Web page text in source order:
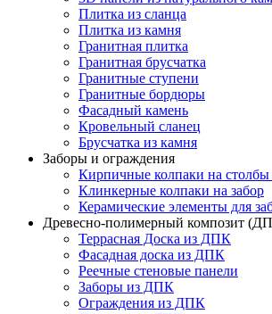
Плитка из сланца
Плитка из камня
Гранитная плитка
Гранитная брусчатка
Гранитные ступени
Гранитные бордюры
Фасадный камень
Кровельный сланец
Брусчатка из камня
Заборы и ограждения
Кирпичные колпаки на столбы
Клинкерные колпаки на забор
Керамические элементы для
Древесно-полимерный композит
Террасная Доска из ДПК
Фасадная доска из ДПК
Реечные стеновые панели
Заборы из ДПК
Ограждения из ДПК